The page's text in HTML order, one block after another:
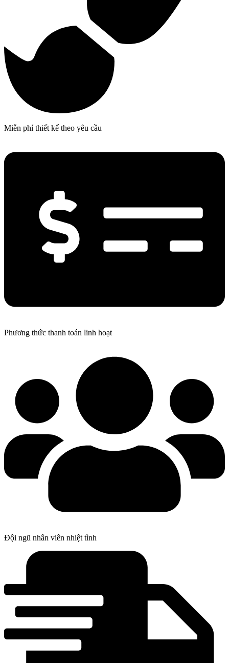
Miễn phí thiết kế theo yêu cầu
Phương thức thanh toán linh hoạt
Đội ngũ nhân viên nhiệt tình